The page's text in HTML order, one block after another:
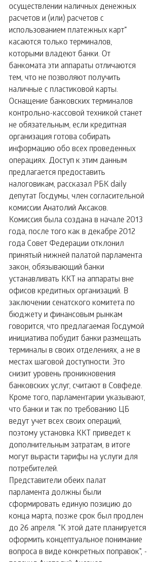
осуществлении наличных денежных
расчетов и (или) расчетов с
использованием платежных карт"
касаются только терминалов,
которыми владеют банки. От
банкомата эти аппараты отличаются
тем, что не позволяют получить
наличные с пластиковой карты.
Оснащение банковских терминалов
контрольно-кассовой техникой станет
не обязательным, если кредитная
организация готова собирать
информацию обо всех проведенных
операциях. Доступ к этим данным
предлагается предоставить
налоговикам, рассказал РБК daily
депутат Госдумы, член согласительной
комиссии Анатолий Аксаков.
Комиссия была создана в начале 2013
года, после того как в декабре 2012
года Совет Федерации отклонил
принятый нижней палатой парламента
закон, обязывающий банки
устанавливать ККТ на аппараты вне
офисов кредитных организаций. В
заключении сенатского комитета по
бюджету и финансовым рынкам
говорится, что предлагаемая Госдумой
инициатива побудит банки размещать
терминалы в своих отделениях, а не в
местах шаговой доступности. Это
снизит уровень проникновения
банковских услуг, считают в Совфеде.
Кроме того, парламентарии указывают,
что банки и так по требованию ЦБ
ведут учет всех своих операций,
поэтому установка ККТ приведет к
дополнительным затратам, в итоге
могут вырасти тарифы на услуги для
потребителей.
Представители обеих палат
парламента должны были
сформировать единую позицию до
конца марта, позже срок был продлен
до 26 апреля. "К этой дате планируется
оформить концептуальное понимание
вопроса в виде конкретных поправок", -